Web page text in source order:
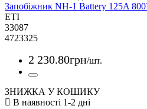
Запобіжник NH-1 Battery 125A
ETI
33087
4723325
2 230.80грн/шт.
ЗНИЖКА У КОШИКУ